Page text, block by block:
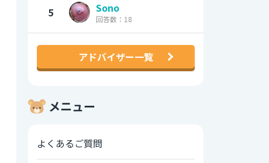
5 Sono
回答数：18
アドバイザー一覧
メニュー
よくあるご質問